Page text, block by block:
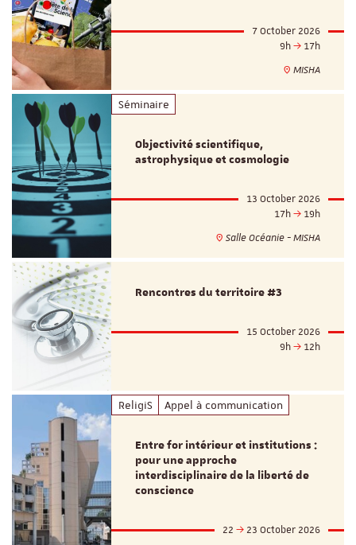
7 October 2026
9h
17h
MISHA
Séminaire
Objectivité scientifique,
astrophysique et cosmologie
13 October 2026
17h
19h
Salle Océanie - MISHA
Rencontres du territoire #3
15 October 2026
9h
12h
ReligiS Appel à communication
Entre for intérieur et institutions :
pour une approche
interdisciplinaire de la liberté de
conscience
22
23 October 2026